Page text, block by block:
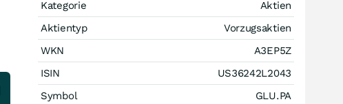
Kategorie
Aktien
Aktientyp
Vorzugsaktien
WKN
A3EP5Z
ISIN
US36242L2043
Symbol
GLU.PA